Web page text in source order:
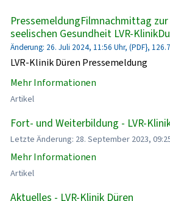
PressemeldungFilmnachmittag
seelischen Gesundheit LVR-
Änderung: 26. Juli 2024, 11:56 Uhr, (PDF},
LVR-Klinik Düren Pressemeldung
Mehr Informationen
Artikel
Fort- und Weiterbildung - LVR-
Letzte Änderung: 28. September 2023,
Mehr Informationen
Artikel
Aktuelles - LVR-Klinik Düren